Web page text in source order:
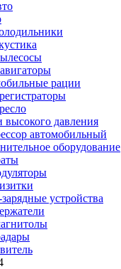
рации
давления
автомобильный
оборудование
устройства